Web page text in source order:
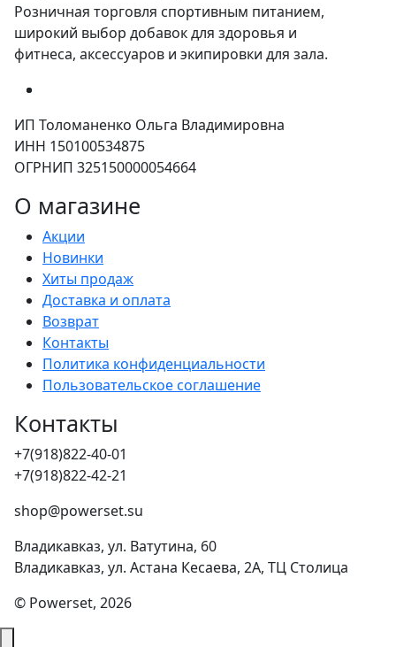
Розничная торговля спортивным питанием,
широкий выбор добавок для здоровья и
фитнеса, аксессуаров и экипировки для зала.
ИП Толоманенко Ольга Владимировна
ИНН 150100534875
ОГРНИП 325150000054664
О магазине
Акции
Новинки
Хиты продаж
Доставка и оплата
Возврат
Контакты
Политика конфиденциальности
Пользовательское соглашение
Контакты
+7(918)822-40-01
+7(918)822-42-21
shop@powerset.su
Владикавказ, ул. Ватутина, 60
Владикавказ, ул. Астана Кесаева, 2А, ТЦ Столица
© Powerset, 2026